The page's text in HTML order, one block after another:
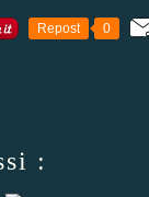
Repost 0
: